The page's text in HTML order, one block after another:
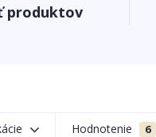
produktov
Hodnotenie 6